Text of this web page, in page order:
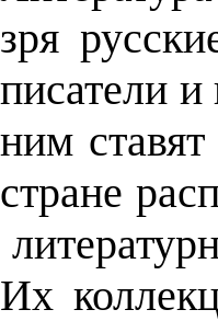
зря
писатели
ним
стране
Их